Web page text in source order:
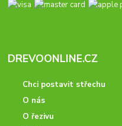
DREVOONLINE.CZ
Chci postavit střechu
O nás
O řezivu